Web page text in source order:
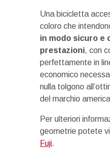
Una bicicletta
coloro che
in modo sicuro e
prestazioni, con
perfettamente in
economico
nulla tolgono
del marchio
Per ulteriori
geometrie potete
Fuji.